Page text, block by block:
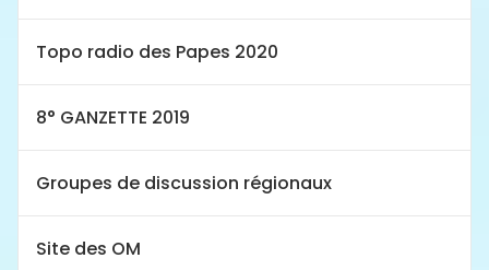
Topo radio des Papes 2020
8° GANZETTE 2019
Groupes de discussion régionaux
Site des OM